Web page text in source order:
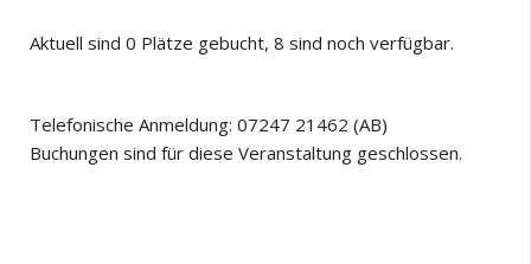
Aktuell sind 0 Plätze gebucht, 8 sind noch verfügbar.
Telefonische Anmeldung: 07247 21462 (AB)
Buchungen sind für diese Veranstaltung geschlossen.